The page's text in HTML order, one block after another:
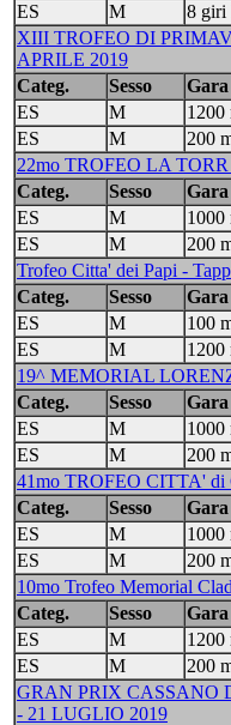
ES
M
8 giri
XIII TROFEO DI
APRILE 2019
Categ.
Sesso
Gara
ES
M
1200
ES
M
200
22mo TROFEO LA
Categ.
Sesso
Gara
ES
M
1000
ES
M
200
Trofeo Citta' dei Papi -
Categ.
Sesso
Gara
ES
M
100
ES
M
1200
19^ MEMORIAL
Categ.
Sesso
Gara
ES
M
1000
ES
M
200
41mo TROFEO CITTA'
Categ.
Sesso
Gara
ES
M
1000
ES
M
200
10mo Trofeo Memorial
Categ.
Sesso
Gara
ES
M
1200
ES
M
200
GRAN PRIX CASSANO
- 21 LUGLIO 2019